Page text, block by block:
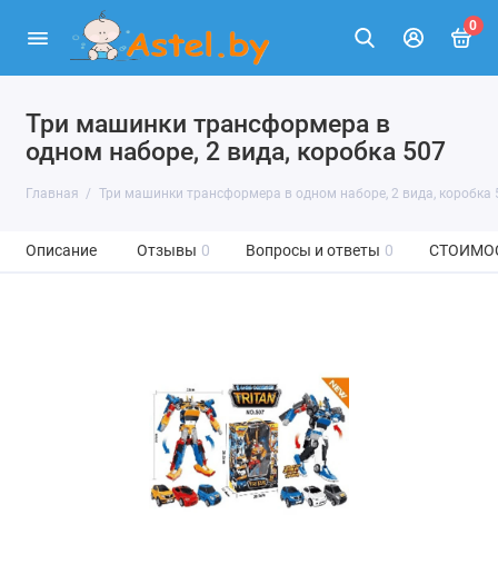
0
Три машинки трансформера в
одном наборе, 2 вида, коробка 507
Главная Три машинки трансформера в одном наборе, 2 вида, коробка
Описание Отзывы 0 Вопросы и ответы 0